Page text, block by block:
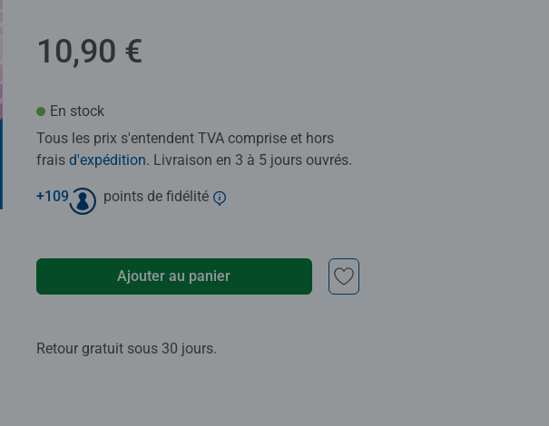
10,90 €
En stock
Tous les prix s'entendent TVA comprise et hors
frais d'expédition. Livraison en 3 à 5 jours ouvrés.
+109 points de fidélité
Ajouter au panier
Retour gratuit sous 30 jours.